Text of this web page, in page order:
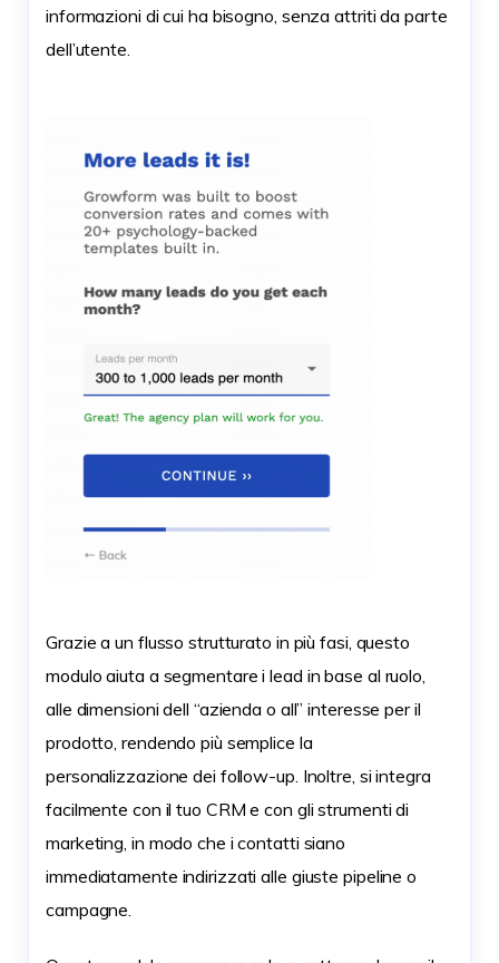
informazioni di cui ha bisogno, senza attriti da parte
dell’utente.
Grazie a un flusso strutturato in più fasi, questo
modulo aiuta a segmentare i lead in base al ruolo,
alle dimensioni dell “azienda o all” interesse per il
prodotto, rendendo più semplice la
personalizzazione dei follow-up. Inoltre, si integra
facilmente con il tuo CRM e con gli strumenti di
marketing, in modo che i contatti siano
immediatamente indirizzati alle giuste pipeline o
campagne.